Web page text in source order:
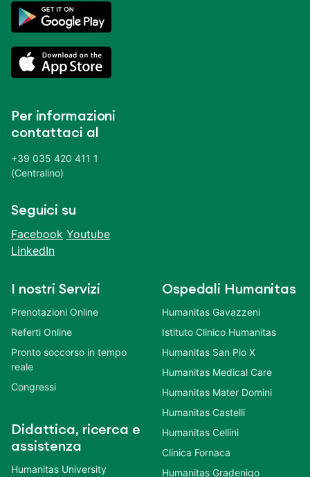
Per informazioni
contattaci al
+39 035 420 411 1
(Centralino)
Seguici su
Facebook Youtube
LinkedIn
I nostri Servizi
Prenotazioni Online
Referti Online
Pronto soccorso in tempo
reale
Congressi
Didattica, ricerca e
assistenza
Humanitas University
Ospedali Humanitas
Humanitas Gavazzeni
Istituto Clinico Humanitas
Humanitas San Pio X
Humanitas Medical Care
Humanitas Mater Domini
Humanitas Castelli
Humanitas Cellini
Clinica Fornaca
Humanitas Gradenigo